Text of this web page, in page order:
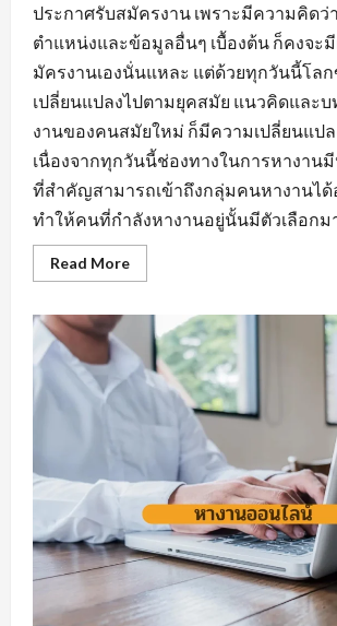
ประกาศรับสมัครงาน เพราะมีความคิดว่
ตำแหน่งและข้อมูลอื่นๆ เบื้องต้น ก็คงจะ
มัครงานเองนั่นแหละ แต่ด้วยทุกวันนี้โลก
เปลี่ยนแปลงไปตามยุคสมัย แนวคิดและ
งานของคนสมัยใหม่ ก็มีความเปลี่ยนแป
เนื่องจากทุกวันนี้ช่องทางในการหางาน
ที่สำคัญสามารถเข้าถึงกลุ่มคนหางานได้
ทำให้คนที่กำลังหางานอยู่นั้นมีตัวเลือกม
Read MoreRead
more
เหล็ก
ของ
การ
หา
งาน
อุตสาหกรรม
หนองแค
ต้อง
มี